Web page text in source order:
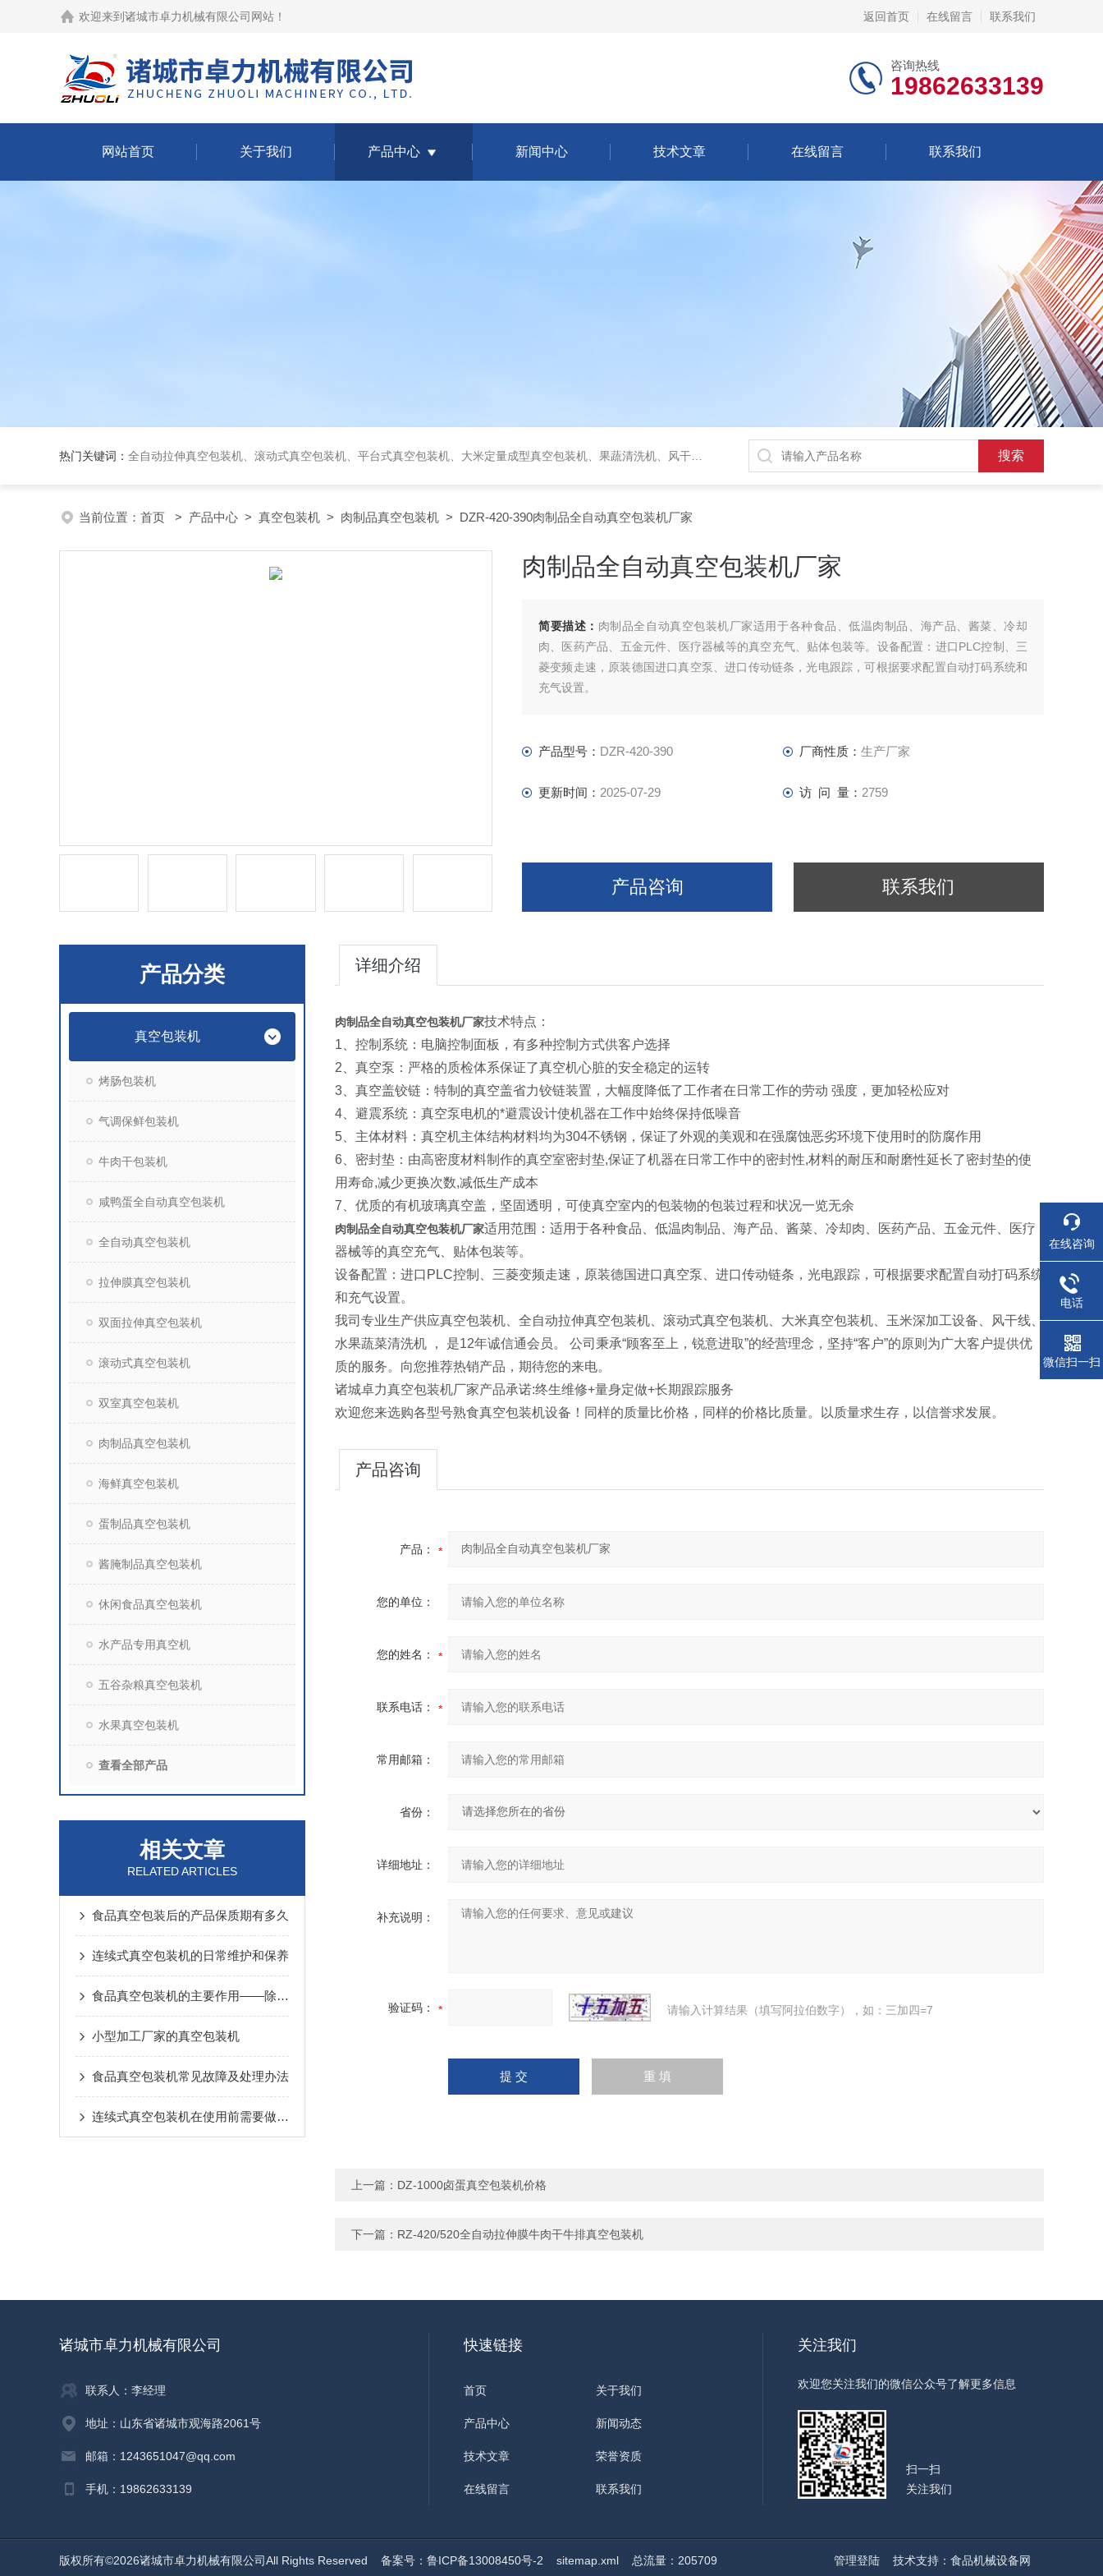
欢迎来到 诸城市卓力机械有限公司网站 ！ 返回首页 在线留言 联系我们
咨询热线
19862633139
网站首页 关于我们 产品中心 新闻中心 技术文章 在线留言 联系我们
热门关键词： 全自动拉伸真空包装机、滚动式真空包装机、平台式真空包装机、大米定量成型真空包装机、果蔬清洗机、风干机、巴氏灭菌机、烘干机、输送台、夹层锅、杀菌锅等。
当前位置： 首页 > 产品中心 > 真空包装机 > 肉制品真空包装机 > DZR-420-390肉制品全自动真空包装机厂家
肉制品全自动真空包装机厂家
简要描述： 肉制品全自动真空包装机厂家适用于各种食品、低温肉制品、海产品、酱菜、冷却
肉、医药产品、五金元件、医疗器械等的真空充气、贴体包装等。设备配置：进口PLC控制、三
菱变频走速，原装德国进口真空泵、进口传动链条，光电跟踪，可根据要求配置自动打码系统和
充气设置。
产品型号： DZR-420-390 厂商性质： 生产厂家
更新时间： 2025-07-29 访 问 量： 2759
产品咨询 联系我们
产品分类
真空包装机
烤肠包装机
气调保鲜包装机
牛肉干包装机
咸鸭蛋全自动真空包装机
全自动真空包装机
拉伸膜真空包装机
双面拉伸真空包装机
滚动式真空包装机
双室真空包装机
肉制品真空包装机
海鲜真空包装机
蛋制品真空包装机
酱腌制品真空包装机
休闲食品真空包装机
水产品专用真空机
五谷杂粮真空包装机
水果真空包装机
查看全部产品
相关文章
RELATED ARTICLES
食品真空包装后的产品保质期有多久
连续式真空包装机的日常维护和保养
食品真空包装机的主要作用——除氧抑菌
小型加工厂家的真空包装机
食品真空包装机常见故障及处理办法
连续式真空包装机在使用前需要做什么
详细介绍
肉制品全自动真空包装机厂家技术特点：
1、控制系统：电脑控制面板，有多种控制方式供客户选择
2、真空泵：严格的质检体系保证了真空机心脏的安全稳定的运转
3、真空盖铰链：特制的真空盖省力铰链装置，大幅度降低了工作者在日常工作的劳动 强度，更加轻松应对
4、避震系统：真空泵电机的*避震设计使机器在工作中始终保持低噪音
5、主体材料：真空机主体结构材料均为304不锈钢，保证了外观的美观和在强腐蚀恶劣环境下使用时的防腐作用
6、密封垫：由高密度材料制作的真空室密封垫,保证了机器在日常工作中的密封性,材料的耐压和耐磨性延长了密封垫的使
用寿命,减少更换次数,减低生产成本
7、优质的有机玻璃真空盖，坚固透明，可使真空室内的包装物的包装过程和状况一览无余
肉制品全自动真空包装机厂家适用范围：适用于各种食品、低温肉制品、海产品、酱菜、冷却肉、医药产品、五金元件、医疗
器械等的真空充气、贴体包装等。
设备配置：进口PLC控制、三菱变频走速，原装德国进口真空泵、进口传动链条，光电跟踪，可根据要求配置自动打码系统
和充气设置。
我司专业生产供应真空包装机、全自动拉伸真空包装机、滚动式真空包装机、大米真空包装机、玉米深加工设备、风干线、
水果蔬菜清洗机 ， 是12年诚信通会员。 公司秉承“顾客至上，锐意进取”的经营理念，坚持“客户”的原则为广大客户提供优
质的服务。向您推荐热销产品，期待您的来电。
诸城卓力真空包装机厂家产品承诺:终生维修+量身定做+长期跟踪服务
欢迎您来选购各型号熟食真空包装机设备！同样的质量比价格，同样的价格比质量。以质量求生存，以信誉求发展。
产品咨询
产品：
您的单位：
您的姓名：
联系电话：
常用邮箱：
省份：
详细地址：
补充说明：
验证码： 请输入计算结果（填写阿拉伯数字），如：三加四=7
上一篇： DZ-1000卤蛋真空包装机价格
下一篇： RZ-420/520全自动拉伸膜牛肉干牛排真空包装机
诸城市卓力机械有限公司
联系人：李经理
地址：山东省诸城市观海路2061号
邮箱：1243651047@qq.com
手机：19862633139
快速链接
首页 关于我们
产品中心 新闻动态
技术文章 荣誉资质
在线留言 联系我们
关注我们
欢迎您关注我们的微信公众号了解更多信息
扫一扫
关注我们
版权所有©2026诸城市卓力机械有限公司All Rights Reserved 备案号：鲁ICP备13008450号-2 sitemap.xml 总流量：205709 管理登陆 技术支持： 食品机械设备网
在线咨询
电话
微信扫一扫